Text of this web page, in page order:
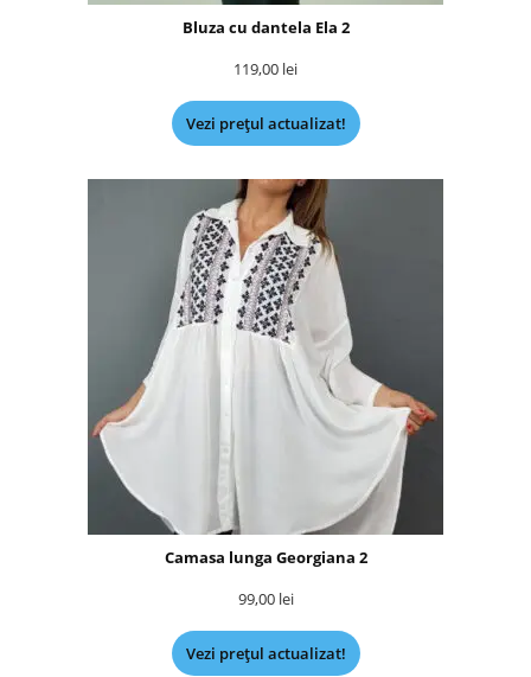
Bluza cu dantela Ela 2
119,00 lei
Vezi prețul actualizat!
Camasa lunga Georgiana 2
99,00 lei
Vezi prețul actualizat!